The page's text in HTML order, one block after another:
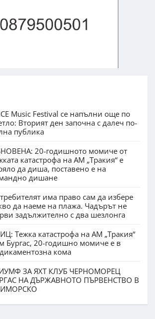
Music Festival се напълни още по
Вторият ден започна с далеч по-
публика
20-годишното момиче от
катастрофа на АМ „Тракия“ е
да диша, поставено е на
дишане
има право сам да избере
да наеме на плажа. Чадърът не
задължително с два шезлонга
Тежка катастрофа на АМ „Тракия“
Бургас, 20-годишно момиче е в
кома
ЗА ЯХТ КЛУБ ЧЕРНОМОРЕЦ
НА ДЪРЖАВНОТО ПЪРВЕНСТВО В